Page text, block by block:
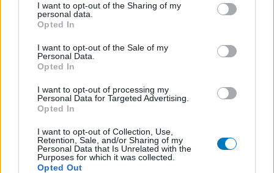
I want to opt-out of the Sharing of my
personal data.
Opted In
I want to opt-out of the Sale of my
Personal Data.
Opted In
I want to opt-out of processing my
Personal Data for Targeted Advertising.
Opted In
I want to opt-out of Collection, Use,
Retention, Sale, and/or Sharing of my
Personal Data that Is Unrelated with the
Purposes for which it was collected.
Opted Out
Hoeveelheid bijwerkingen
Depakine is tot op heden het enige middel dat mij
enigszins helpt. De migraine is niet weg maar ik heb
minder aanvallen, ze duren korter en zijn minder pijnlijk.
Steeds na een paar maanden daalt het effect. Het helpt
dan om even 2 of 3 maanden te stoppen en dan opnieuw
op te bouwen. Nu gestopt omdat ik Aimovig probeer.
Helaas tot op heden zonder resultaat.
geef mening 0 reacties